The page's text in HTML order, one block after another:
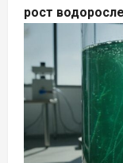
рост